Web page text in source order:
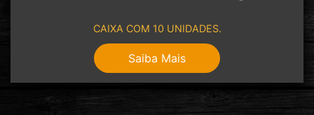
CAIXA COM 10 UNIDADES.
Saiba Mais